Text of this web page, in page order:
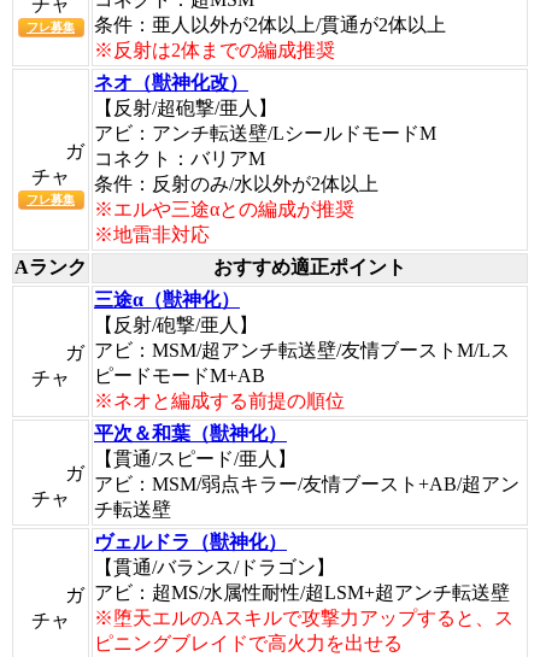
チャ
フレ募集
条件：亜人以外が2体以上/貫通が2体以上
※反射は2体までの編成推奨
ガ
チャ
フレ募集
ネオ（獣神化改）
【反射/超砲撃/亜人】
アビ：アンチ転送壁/LシールドモードM
コネクト：バリアM
条件：反射のみ/水以外が2体以上
※エルや三途αとの編成が推奨
※地雷非対応
Aランク
おすすめ適正ポイント
ガ
チャ
三途α（獣神化）
【反射/砲撃/亜人】
アビ：MSM/超アンチ転送壁/友情ブーストM/Lス
ピードモードM+AB
※ネオと編成する前提の順位
ガ
チャ
平次＆和葉（獣神化）
【貫通/スピード/亜人】
アビ：MSM/弱点キラー/友情ブースト+AB/超アン
チ転送壁
ガ
チャ
ヴェルドラ（獣神化）
【貫通/バランス/ドラゴン】
アビ：超MS/水属性耐性/超LSM+超アンチ転送壁
※堕天エルのAスキルで攻撃力アップすると、ス
ピニングブレイドで高火力を出せる